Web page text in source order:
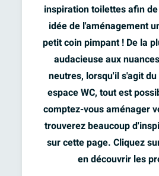
inspiration toilettes afin
idée de l'aménagement
petit coin pimpant ! De la
audacieuse aux
neutres, lorsqu'il s'agit
espace WC, tout est
comptez-vous aménager
trouverez beaucoup
sur cette page. Cliquez
en découvrir les